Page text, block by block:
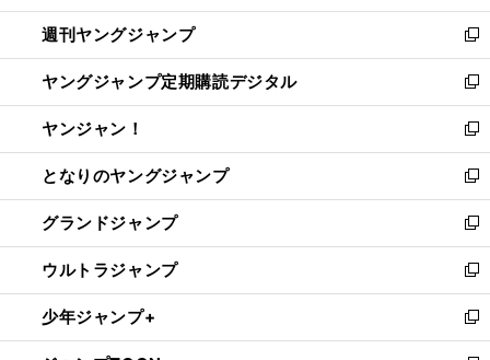
開
く
ウ
で
開
く
ン
ド
ウ
で
開
く
ウ
ィ
ン
ド
ウ
で
開
く
週刊ヤングジャンプ
新
し
い
ウ
ィ
ン
ド
ウ
で
開
く
ヤングジャンプ定期購読デジタル
新
し
い
ウ
ィ
ン
ド
ウ
で
開
く
ヤンジャン！
新
し
い
ウ
ィ
ン
ド
ウ
で
開
となりのヤングジャンプ
新
し
い
ウ
ィ
ン
ド
ウ
グランドジャンプ
新
し
い
ウ
ィ
ン
ウルトラジャンプ
新
し
い
ウ
少年ジャンプ+
新
し